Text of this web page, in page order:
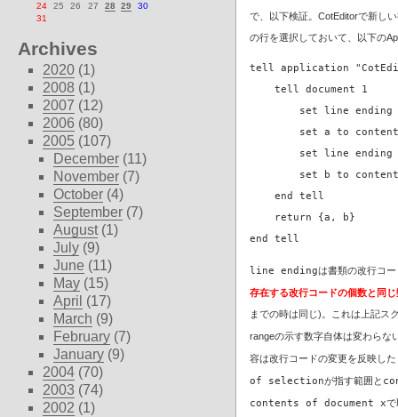
で、以下検証。CotEditorで新し
の行を選択しておいて、以下の
tell application
    tell document 1
set line ending
set a to
set line ending
set b to
    end tell
    return {a, b}
end tell
line endingは書類の改行コ
存在する改行コードの個数と同
までの時は同じ)。これは上記ス
rangeの示す数字自体は変わらな
容は改行コードの変更を反映し
of selectionが指す範囲と
contents of document xで
24
25 26 27 28 29
30
31
Archives
2020 (1)
2008 (1)
2007 (12)
2006 (80)
2005 (107)
December (11)
November (7)
October (4)
September (7)
August (1)
July (9)
June (11)
May (15)
April (17)
March (9)
February (7)
January (9)
2004 (70)
2003 (74)
2002 (1)